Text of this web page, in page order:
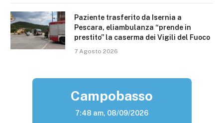
Paziente trasferito da Isernia a
Pescara, eliambulanza “prende in
prestito” la caserma dei Vigili del Fuoco
7 Agosto 2026
Campobasso
7:48 am, 08/09/2026